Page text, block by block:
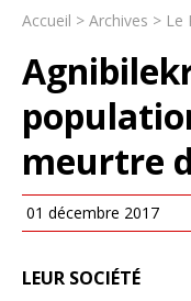
Accueil > Archives > Le
meurtre
01 décembre 2017
LEUR SOCIÉTÉ